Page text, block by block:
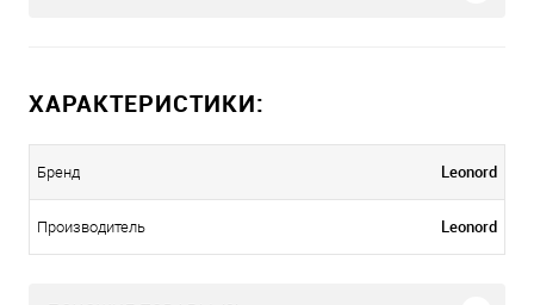
ХАРАКТЕРИСТИКИ:
Бренд Leonord
Производитель Leonord